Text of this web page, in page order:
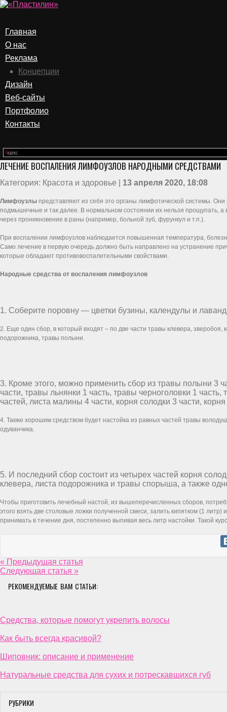
Главная
О нас
Реклама
Концепции
Дизайн
Веб-сайты
Портфолио
Контакты
ЛЕЧЕНИЕ ВОСПАЛЕНИЯ ЛИМФОУЗЛОВ НАРОДНЫМИ СРЕДСТВАМИ
Категория: Красота и здоровье | 13 апреля 2020, 18:08
Лимфоузлы представляют из себя это органы лимфотической системы.
подмышечные и так далее. В нормальном состоянии их нельзя прощупать,
через проникновение в раны (например, больной зуб, фурункул и т.п.).
При воспалении лимфоузлов наблюдается повышенная температура,
Само лечение в первую очередь должно быть направлено на устранение
которые обладают противовоспалительными свойствами.
Народные средства от воспаления лимфоузлов
1. Соберите поровну — цветки бузины, календулы и
2. Еще один сбор, в который входят – по две части травы клевера,
подорожника, травы полыни.
3. Кроме этого, можно применить сбор из травы полыни 3
части, травы льнянки 1 часть, травы черноголовки 1
частей, листа малины 4 части, корня солодки 3 части,
4. Также хорошим средством будет настойка из равных частей травы
одуванчика.
5. И последний сбор состоит из четырех частей корня
клевера, листа подорожника и травы спорыша, а также
Чтобы приготовить лечебный настой, из вышеперечисленных сборов,
этого взять две столовые ложки полученной смеси, залить кипятком (1
принимать в течение дня, постепенно выпивая весь литр настойки. Такой
« Предыдущая статья
Следующая статья »
РЕКОМЕНДУЕМЫЕ ВАМ СТАТЬИ:
Средства, которые помогут укрепить волосы
Как быть всегда красивой?
Шиповник: описание и применение
Натуральные средства для сухих и потрескавшихся губ
РУБРИКИ